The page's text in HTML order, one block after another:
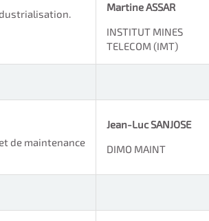
Martine ASSAR
INSTITUT MINES
TELECOM (IMT)
de maintenance
Jean-Luc SANJOSE
DIMO MAINT